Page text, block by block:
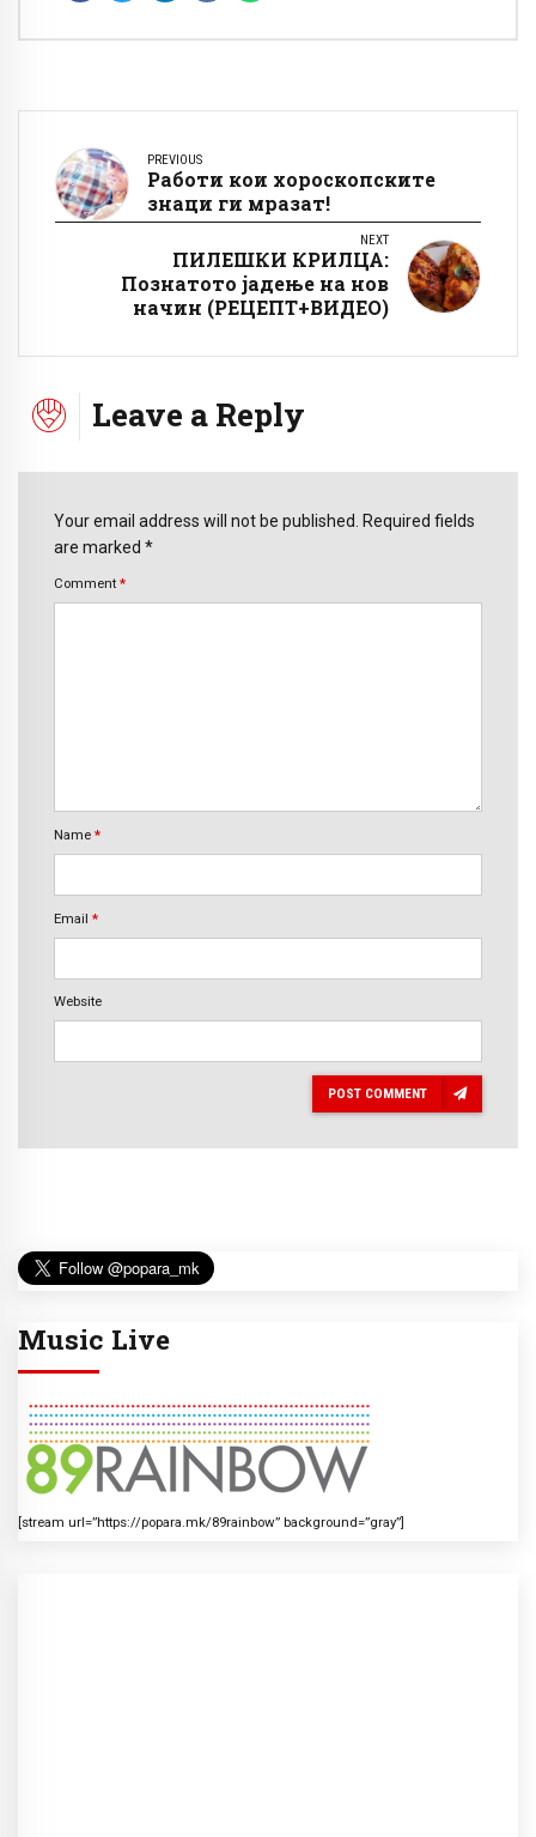
PREVIOUS
Работи кои хороскопските
знаци ги мразат!
NEXT
ПИЛЕШКИ КРИЛЦА:
Познатото јадење на нов
начин (РЕЦЕПТ+ВИДЕО)
Leave a Reply
Your email address will not be published. Required fields
are marked *
Comment *
Name *
Email *
Website
POST COMMENT
Music Live
[stream url=”https://popara.mk/89rainbow” background=”gray”]